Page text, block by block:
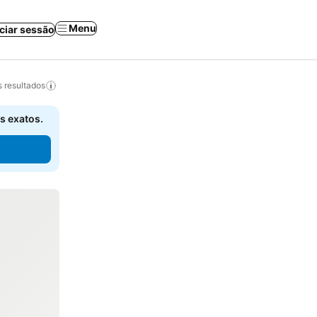
sessão Menu
resultados
exatos.